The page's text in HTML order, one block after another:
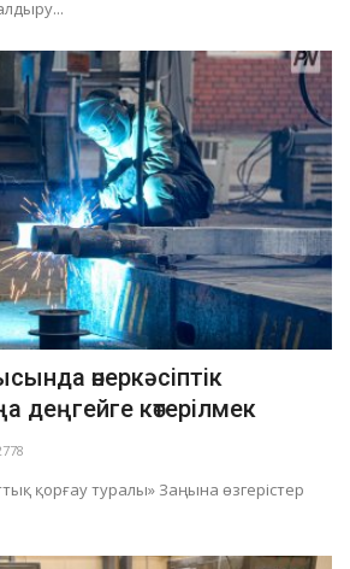
өнеркәсіптік
деңгейге көтерілмек
қорғау туралы» Заңына өзгерістер